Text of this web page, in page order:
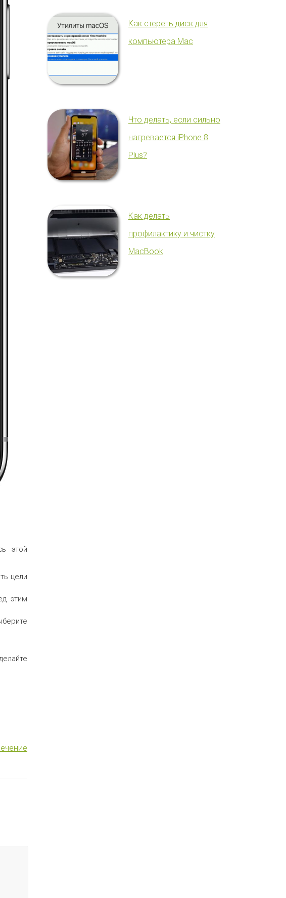
этой
цели
этим
Как стереть диск для
компьютера Mac
Что делать, если сильно
нагревается iPhone 8
Plus?
Как делать
профилактику и чистку
MacBook